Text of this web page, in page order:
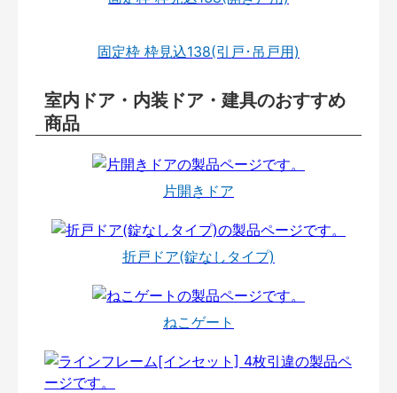
固定枠 枠見込138(引戸･吊戸用)
室内ドア・内装ドア・建具のおすすめ
商品
片開きドア
折戸ドア(錠なしタイプ)
ねこゲート